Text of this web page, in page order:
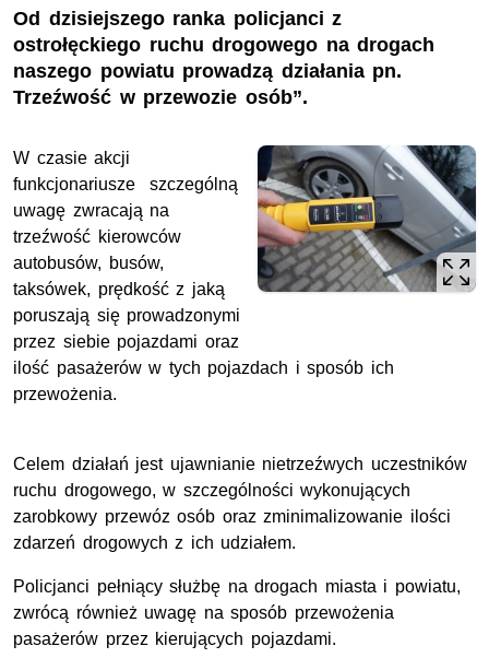
Od dzisiejszego ranka policjanci z
ostrołęckiego ruchu drogowego na drogach
naszego powiatu prowadzą działania pn.
Trzeźwość w przewozie osób”.
W czasie akcji
funkcjonariusze szczególną
uwagę zwracają na
trzeźwość kierowców
autobusów, busów,
taksówek, prędkość z jaką
poruszają się prowadzonymi
przez siebie pojazdami oraz
ilość pasażerów w tych pojazdach i sposób ich
przewożenia.
Celem działań jest ujawnianie nietrzeźwych uczestników
ruchu drogowego, w szczególności wykonujących
zarobkowy przewóz osób oraz zminimalizowanie ilości
zdarzeń drogowych z ich udziałem.
Policjanci pełniący służbę na drogach miasta i powiatu,
zwrócą również uwagę na sposób przewożenia
pasażerów przez kierujących pojazdami.